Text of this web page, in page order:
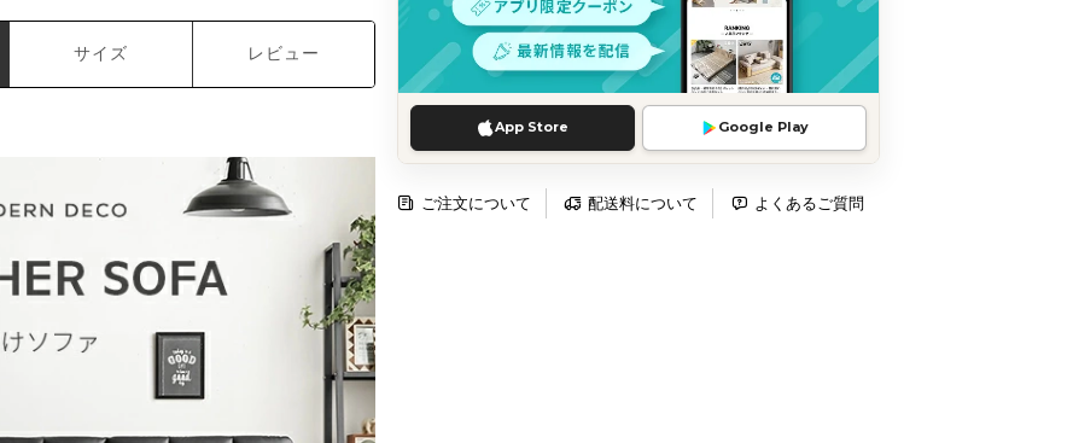
App Store Google Play
ご注文について 配送料について よくあるご質問
サイズ レビュー